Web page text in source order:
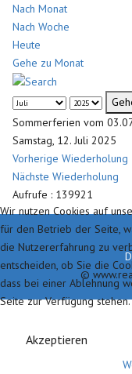
Nach Monat
Nach Woche
Heute
Gehe zu Monat
Sommerferien vom
Samstag, 12. Juli 2025
Vorherige Wiederholung
Nächste Wiederholung
Aufrufe : 139921
©
Wir nutzen Cookies auf
für den Betrieb der Seite,
die Nutzererfahrung zu
entscheiden, ob Sie die
dass bei einer Ablehnung
Seite zur Verfügung stehen.
Akzeptieren